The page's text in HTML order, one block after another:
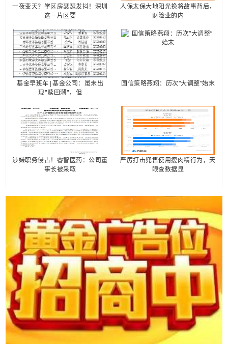
一夜变天？学区房瑟瑟发抖！深圳
这一片区要
人保太保大地阳光换将故事背后，
财险业的内
基金早班车|基金公司：虽未出
现"赎回潮"，但
国信策略燕翔：历次“大调整”始末
涉嫌职务侵占！睿智医药：公司董
事长被采取
严厉打击兜售使用瘦肉精行为，天
眼查数据显